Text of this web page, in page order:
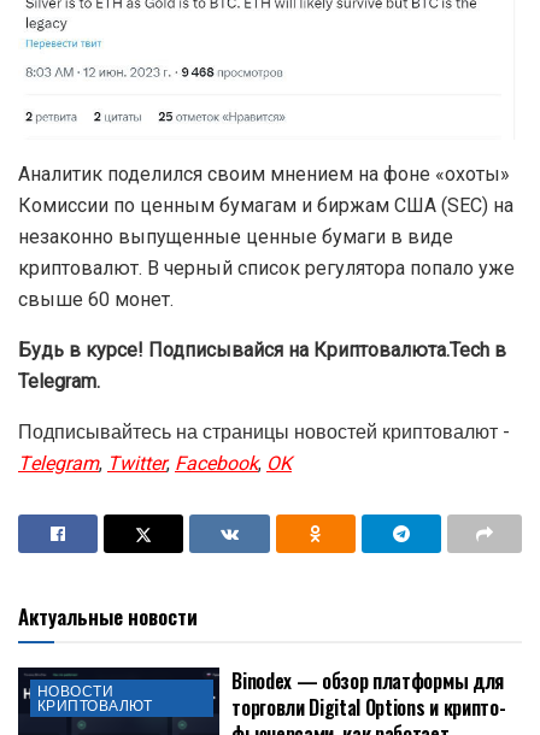
Аналитик поделился своим мнением на фоне «охоты»
Комиссии по ценным бумагам и биржам США (SEC) на
незаконно выпущенные ценные бумаги в виде
криптовалют. В черный список регулятора попало уже
свыше 60 монет.
Будь в курсе! Подписывайся на Криптовалюта.Tech в
Telegram.
Подписывайтесь на страницы новостей криптовалют -
Telegram, Twitter, Facebook, OK
Актуальные новости
НОВОСТИ
КРИПТОВАЛЮТ
Binodex — обзор платформы для
торговли Digital Options и крипто-